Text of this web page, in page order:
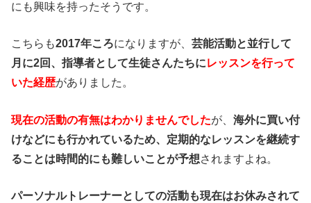
にも興味を持ったそうです。
こちらも2017年ころになりますが、 芸能活動と並行して
月に2回、指導者として生徒さんたちにレッスンを行って
いた経歴がありました。
現在の活動の有無はわかりませんでしたが、 海外に買い付
けなどにも行かれているため、定期的なレッスンを継続す
ることは時間的にも難しいことが予想されますよね。
パーソナルトレーナーとしての活動も現在はお休みされて